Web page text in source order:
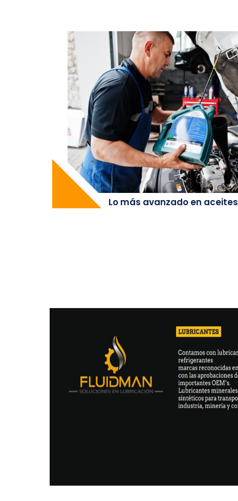
Lo más avanzado en aceites